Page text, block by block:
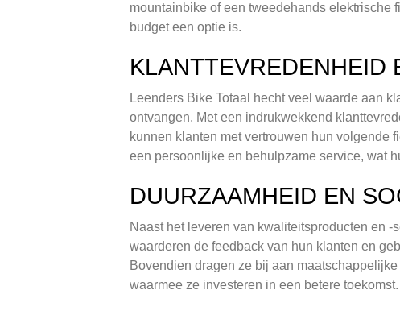
mountainbike of een tweedehands elektrische
budget een optie is.
KLANTTEVREDENHEID
Leenders Bike Totaal hecht veel waarde aan
ontvangen. Met een indrukwekkend
kunnen klanten met vertrouwen hun volgende
een persoonlijke en behulpzame service, wat
DUURZAAMHEID EN
Naast het leveren van kwaliteitsproducten en
waarderen de feedback van hun klanten en
Bovendien dragen ze bij aan
waarmee ze investeren in een betere toekomst.